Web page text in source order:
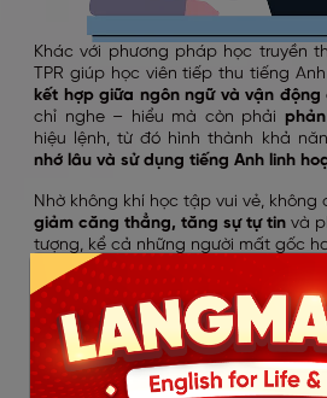
Khác với phương pháp học truyền
TPR giúp học viên tiếp thu tiếng
kết hợp giữa ngôn ngữ và vận động
chỉ nghe – hiểu mà còn phải
hiệu lệnh, từ đó hình thành khả
nhớ lâu và sử dụng tiếng Anh linh
Nhờ không khí học tập vui vẻ, không
giảm căng thẳng, tăng sự tự tin và
tượng, kể cả những người mất gốc
TRẢI NGHIỆM